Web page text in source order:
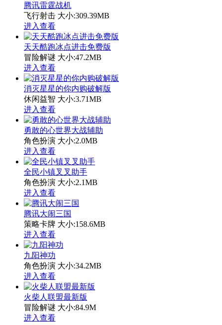
腾讯雷霆战机
飞行射击 大小:309.39MB
进入查看
天天酷跑冰点进击免费版
冒险解谜 大小:47.2MB
进入查看
消灭星星的你内购破解版
休闲益智 大小:3.71MB
进入查看
勇敢的心世界大战辅助
角色扮演 大小:2.0MB
进入查看
全民小镇叉叉助手
角色扮演 大小:2.1MB
进入查看
腾讯大闹三国
策略卡牌 大小:158.6MB
进入查看
九阳神功
角色扮演 大小:34.2MB
进入查看
火柴人联盟最新版
冒险解谜 大小:84.9M
进入查看